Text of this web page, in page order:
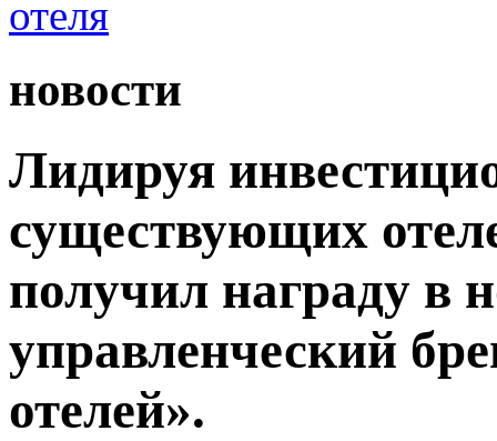
новости
Лидируя
существующих
получил награду
управленческий
отелей».